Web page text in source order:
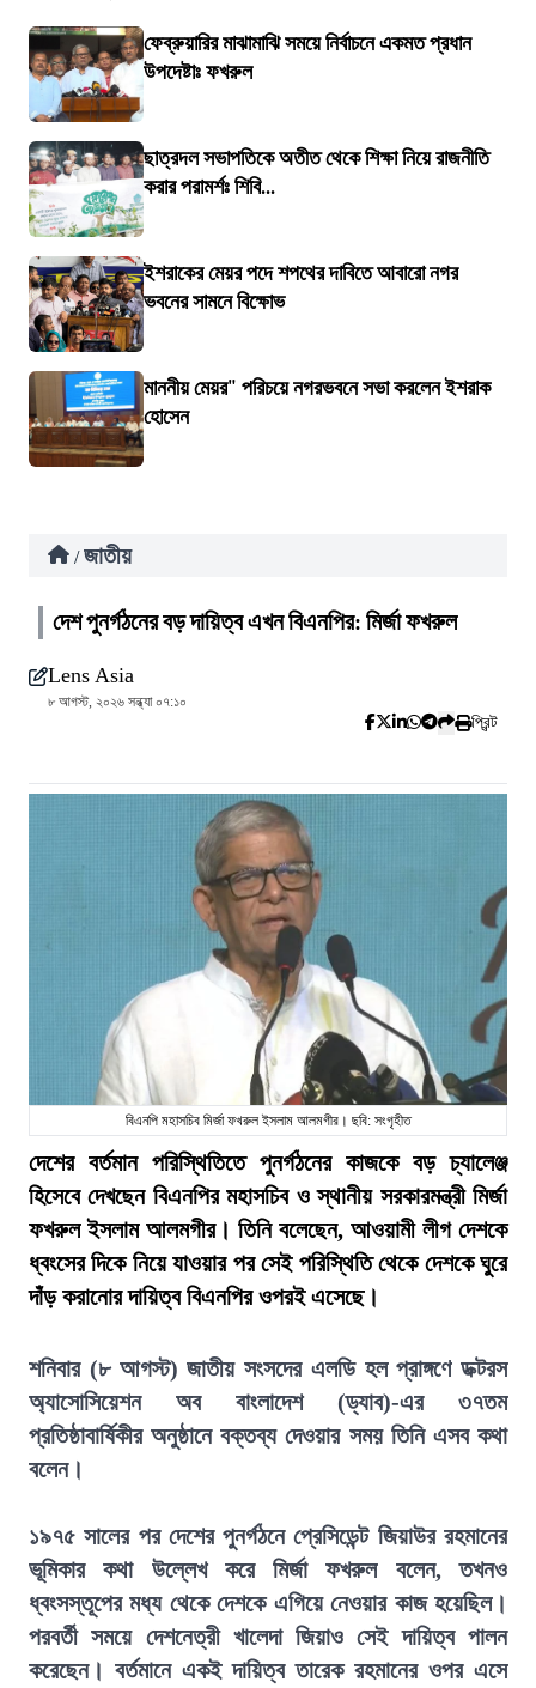
ফেব্রুয়ারির মাঝামাঝি সময়ে নির্বাচনে একমত প্রধান
উপদেষ্টাঃ ফখরুল
ছাত্রদল সভাপতিকে অতীত থেকে শিক্ষা নিয়ে রাজনীতি
করার পরামর্শঃ শিবি...
ইশরাকের মেয়র পদে শপথের দাবিতে আবারো নগর
ভবনের সামনে বিক্ষোভ
মাননীয় মেয়র" পরিচয়ে নগরভবনে সভা করলেন ইশরাক
হোসেন
/ জাতীয়
দেশ পুনর্গঠনের বড় দায়িত্ব এখন বিএনপির: মির্জা ফখরুল
Lens Asia
৮ আগস্ট, ২০২৬ সন্ধ্যা ০৭:১০
প্রিন্ট
বিএনপি মহাসচিব মির্জা ফখরুল ইসলাম আলমগীর। ছবি: সংগৃহীত
দেশের বর্তমান পরিস্থিতিতে পুনর্গঠনের কাজকে বড় চ্যালেঞ্জ
হিসেবে দেখছেন বিএনপির মহাসচিব ও স্থানীয় সরকারমন্ত্রী মির্জা
ফখরুল ইসলাম আলমগীর। তিনি বলেছেন, আওয়ামী লীগ দেশকে
ধ্বংসের দিকে নিয়ে যাওয়ার পর সেই পরিস্থিতি থেকে দেশকে ঘুরে
দাঁড় করানোর দায়িত্ব বিএনপির ওপরই এসেছে।
শনিবার (৮ আগস্ট) জাতীয় সংসদের এলডি হল প্রাঙ্গণে ডক্টরস
অ্যাসোসিয়েশন অব বাংলাদেশ (ড্যাব)-এর ৩৭তম
প্রতিষ্ঠাবার্ষিকীর অনুষ্ঠানে বক্তব্য দেওয়ার সময় তিনি এসব কথা
বলেন।
১৯৭৫ সালের পর দেশের পুনর্গঠনে প্রেসিডেন্ট জিয়াউর রহমানের
ভূমিকার কথা উল্লেখ করে মির্জা ফখরুল বলেন, তখনও
ধ্বংসস্তূপের মধ্য থেকে দেশকে এগিয়ে নেওয়ার কাজ হয়েছিল।
পরবর্তী সময়ে দেশনেত্রী খালেদা জিয়াও সেই দায়িত্ব পালন
করেছেন। বর্তমানে একই দায়িত্ব তারেক রহমানের ওপর এসে